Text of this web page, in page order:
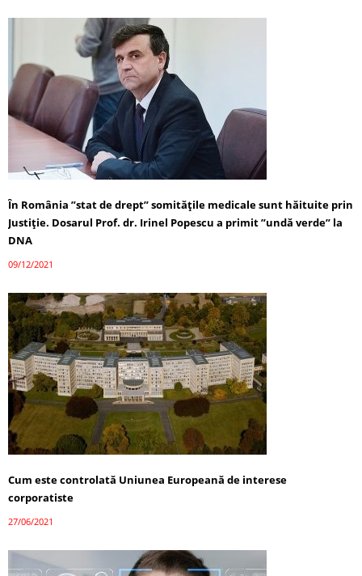
În România ”stat de drept” somitățile medicale sunt hăituite prin
Justiție. Dosarul Prof. dr. Irinel Popescu a primit ”undă verde” la
DNA
09/12/2021
Cum este controlată Uniunea Europeană de interese
corporatiste
27/06/2021